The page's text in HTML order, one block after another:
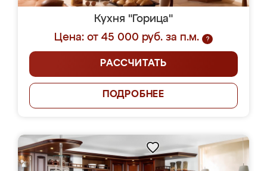
Кухня "Горица"
Цена: от 45 000 руб. за п.м.
?
РАССЧИТАТЬ
ПОДРОБНЕЕ